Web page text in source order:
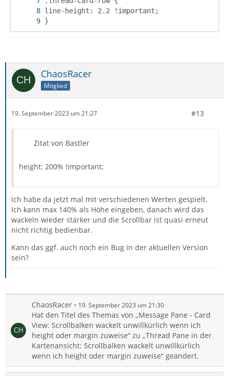
}
ChaosRacer
Mitglied
19. September 2023 um 21:27 #13
Zitat von Bastler
height: 200% !important;
ich habe da jetzt mal mit verschiedenen Werten gespielt.
Ich kann max 140% als Höhe eingeben, danach wird das
wackeln wieder stärker und die Scrollbar ist quasi erneut
nicht richtig bedienbar.
Kann das ggf. auch noch ein Bug in der aktuellen Version
sein?
ChaosRacer 19. September 2023 um 21:30
Hat den Titel des Themas von „Message Pane - Card
View: Scrollbalken wackelt unwillkürlich wenn ich
height oder margin zuweise“ zu „Thread Pane in der
Kartenansicht: Scrollbalken wackelt unwillkürlich
wenn ich height oder margin zuweise“ geändert.